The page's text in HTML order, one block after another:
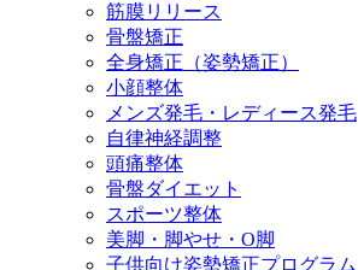
筋膜リリース
骨盤矯正
全身矯正（姿勢矯正）
小顔整体
メンズ発毛・レディース発毛
自律神経調整
頭痛整体
骨盤ダイエット
スポーツ整体
美脚・脚やせ・O脚
子供向け姿勢矯正プログラム